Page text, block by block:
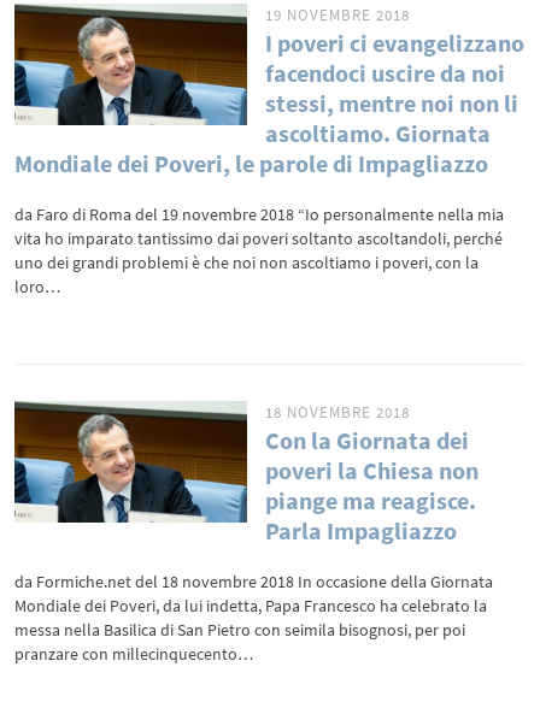
19 NOVEMBRE 2018
I poveri ci evangelizzano
facendoci uscire da noi
stessi, mentre noi non li
ascoltiamo. Giornata
Mondiale dei Poveri, le parole di Impagliazzo
da Faro di Roma del 19 novembre 2018 “Io personalmente nella mia
vita ho imparato tantissimo dai poveri soltanto ascoltandoli, perché
uno dei grandi problemi è che noi non ascoltiamo i poveri, con la
loro…
18 NOVEMBRE 2018
Con la Giornata dei
poveri la Chiesa non
piange ma reagisce.
Parla Impagliazzo
da Formiche.net del 18 novembre 2018 In occasione della Giornata
Mondiale dei Poveri, da lui indetta, Papa Francesco ha celebrato la
messa nella Basilica di San Pietro con seimila bisognosi, per poi
pranzare con millecinquecento…